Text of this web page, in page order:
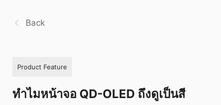
Back
Product Feature
ทำไมหน้าจอ QD-OLED ถึงดูเป็นสี